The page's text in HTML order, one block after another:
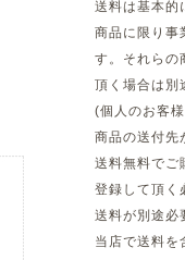
送料は基本的
商品に限り事
す。それらの
頂く場合は別
(個人のお客
商品の送付先
送料無料でご
登録して頂く
送料が別途必
当店で送料を